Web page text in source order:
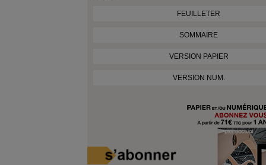
FEUILLETER
SOMMAIRE
VERSION PAPIER
VERSION NUM.